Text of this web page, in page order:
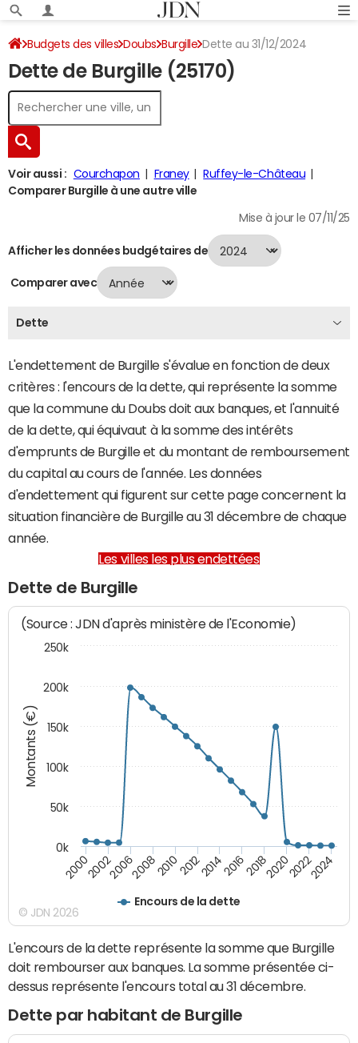
Budgets des villes Doubs Burgille Dette au 31/12/2024
Dette de Burgille (25170)
Voir aussi : Courchapon Franey
Ruffey-le-Château
Comparer Burgille à une autre ville
Mise à jour le 07/11/25
Afficher les données budgétaires de
Comparer avec
Dette
L'endettement de Burgille s'évalue en fonction de deux
critères : l'encours de la dette, qui représente la somme
que la commune du Doubs doit aux banques, et l'annuité
de la dette, qui équivaut à la somme des intérêts
d'emprunts de Burgille et du montant de remboursement
du capital au cours de l'année. Les données
d'endettement qui figurent sur cette page concernent la
situation financière de Burgille au 31 décembre de chaque
année.
Les villes les plus endettées
Dette de Burgille
Montants (€)
(Source : JDN d'après ministère de l'Economie)
Encours de la dette
200020022006200820102012201420162018202020222024
0k
50k
100k
150k
200k
250k
© JDN 2026
L'encours de la dette représente la somme que Burgille
doit rembourser aux banques. La somme présentée ci-
dessus représente l'encours total au 31 décembre.
Dette par habitant de Burgille